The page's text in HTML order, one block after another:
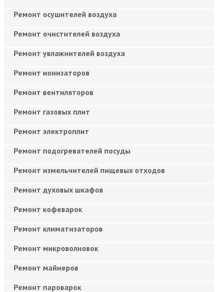
Ремонт осушителей воздуха
Ремонт очистителей воздуха
Ремонт увлажнителей воздуха
Ремонт ионизаторов
Ремонт вентиляторов
Ремонт газовых плит
Ремонт электроплит
Ремонт подогревателей посуды
Ремонт измельчителей пищевых отходов
Ремонт духовых шкафов
Ремонт кофеварок
Ремонт климатизаторов
Ремонт микроволновок
Ремонт майнеров
Ремонт пароварок